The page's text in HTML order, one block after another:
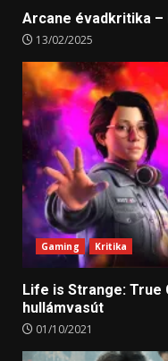
Arcane évadkritika –
13/02/2025
Gaming Kritika
Life is Strange: True
hullámvasút
01/10/2021